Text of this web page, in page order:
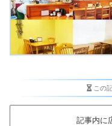
この
記事内に